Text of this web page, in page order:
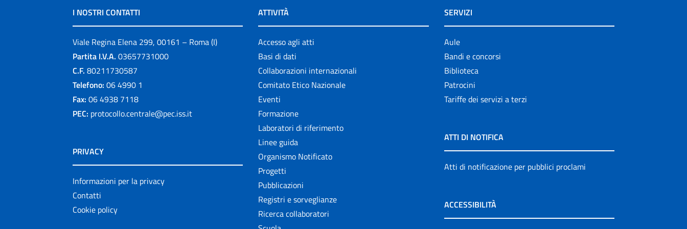
I NOSTRI CONTATTI
Viale Regina Elena 299, 00161 – Roma (I)
Partita I.V.A. 03657731000
C.F. 80211730587
Telefono: 06 4990 1
Fax: 06 4938 7118
PEC: protocollo.centrale@pec.iss.it
PRIVACY
Informazioni per la privacy
Contatti
Cookie policy
ATTIVITÀ
Accesso agli atti
Basi di dati
Collaborazioni internazionali
Comitato Etico Nazionale
Eventi
Formazione
Laboratori di riferimento
Linee guida
Organismo Notificato
Progetti
Pubblicazioni
Registri e sorveglianze
Ricerca collaboratori
SERVIZI
Aule
Bandi e concorsi
Biblioteca
Patrocini
Tariffe dei servizi a terzi
ATTI DI NOTIFICA
Atti di notificazione per pubblici proclami
ACCESSIBILITÀ